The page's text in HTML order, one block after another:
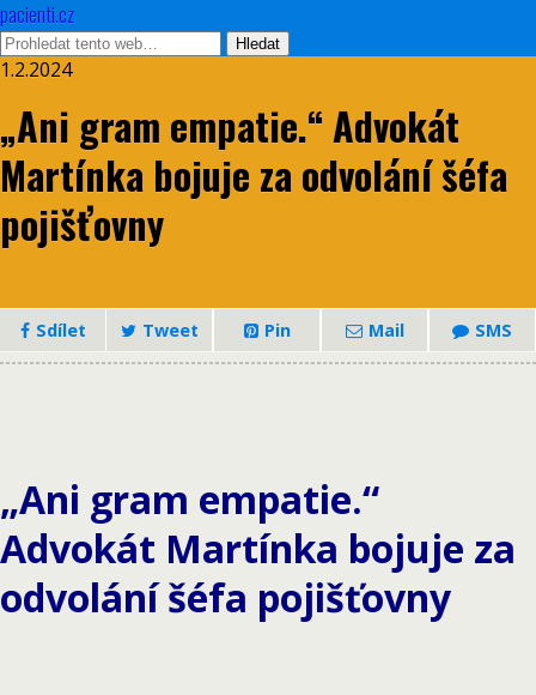
pacienti.cz
1.2.2024
„Ani gram empatie.“ Advokát
Martínka bojuje za odvolání šéfa
pojišťovny
Sdílet Tweet Pin Mail SMS
„Ani gram empatie.“
Advokát Martínka bojuje za
odvolání šéfa pojišťovny